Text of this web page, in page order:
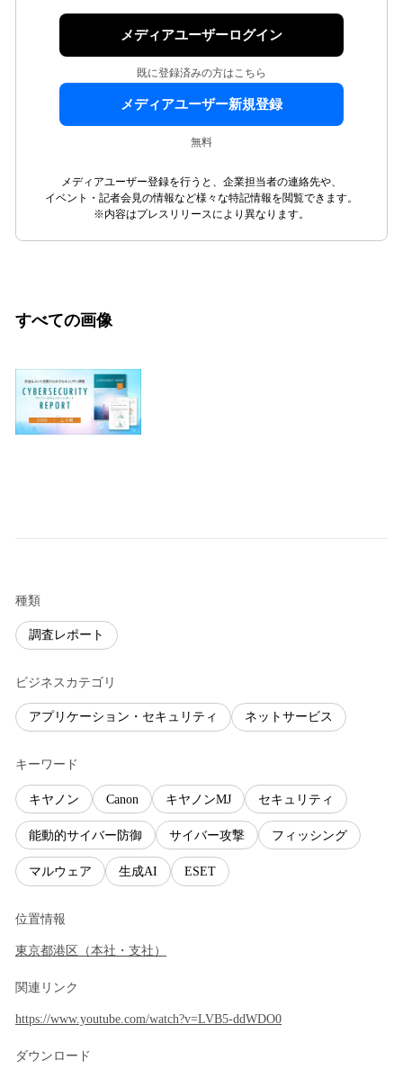
メディアユーザーログイン
既に登録済みの方はこちら
メディアユーザー新規登録
無料
メディアユーザー登録を行うと、企業担当者の連絡先や、
イベント・記者会見の情報など様々な特記情報を閲覧できます。
※内容はプレスリリースにより異なります。
すべての画像
種類
調査レポート
ビジネスカテゴリ
アプリケーション・セキュリティ ネットサービス
キーワード
キヤノン Canon キヤノンMJ セキュリティ
能動的サイバー防御 サイバー攻撃 フィッシング
マルウェア 生成AI ESET
位置情報
東京都港区 （本社・支社 ）
関連リンク
https://www.youtube.com/watch?v=LVB5-ddWDO0
ダウンロード